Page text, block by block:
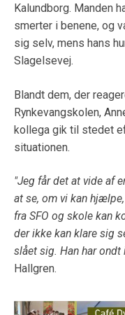
Kalundborg. Manden
smerter i benene, og
sig selv, mens hans
Slagelsevej.
Blandt dem, der
Rynkevangskolen,
kollega gik til stedet
situationen.
"Jeg får det at vide af
at se, om vi kan
fra SFO og skole kan
der ikke kan klare sig
slået sig. Han har ondt
Hallgren.